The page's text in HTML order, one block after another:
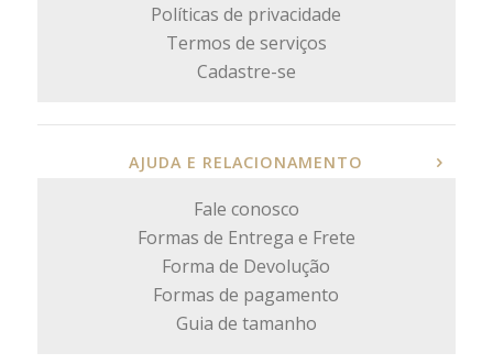
Políticas de privacidade
Termos de serviços
Cadastre-se
AJUDA E RELACIONAMENTO
Fale conosco
Formas de Entrega e Frete
Forma de Devolução
Formas de pagamento
Guia de tamanho